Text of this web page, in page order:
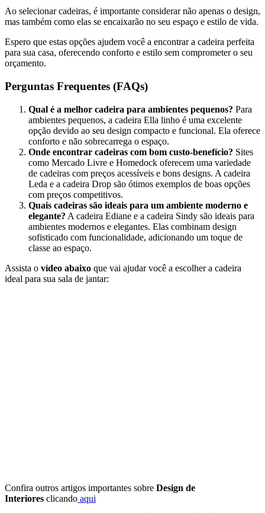
Ao selecionar cadeiras, é importante considerar não apenas o design,
mas também como elas se encaixarão no seu espaço e estilo de vida.
Espero que estas opções ajudem você a encontrar a cadeira perfeita
para sua casa, oferecendo conforto e estilo sem comprometer o seu
orçamento.
Perguntas Frequentes (FAQs)
Qual é a melhor cadeira para ambientes pequenos? Para
ambientes pequenos, a cadeira Ella linho é uma excelente
opção devido ao seu design compacto e funcional. Ela oferece
conforto e não sobrecarrega o espaço.
Onde encontrar cadeiras com bom custo-benefício? Sites
como Mercado Livre e Homedock oferecem uma variedade
de cadeiras com preços acessíveis e bons designs. A cadeira
Leda e a cadeira Drop são ótimos exemplos de boas opções
com preços competitivos.
Quais cadeiras são ideais para um ambiente moderno e
elegante? A cadeira Ediane e a cadeira Sindy são ideais para
ambientes modernos e elegantes. Elas combinam design
sofisticado com funcionalidade, adicionando um toque de
classe ao espaço.
Assista o vídeo abaixo que vai ajudar você a escolher a cadeira
ideal para sua sala de jantar:
Confira outros artigos importantes sobre Design de
Interiores clicando aqui